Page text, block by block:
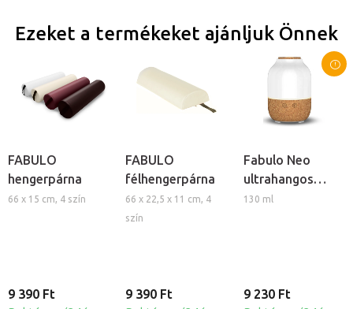
Ezeket a termékeket ajánljuk Önnek
FABULO
hengerpárna
66 x 15 cm, 4 szín
9 390 Ft
FABULO
félhengerpárna
66 x 22,5 x 11 cm, 4
szín
9 390 Ft
Fabulo Neo
ultrahangos
aroma diffúzor
130 ml
9 230 Ft